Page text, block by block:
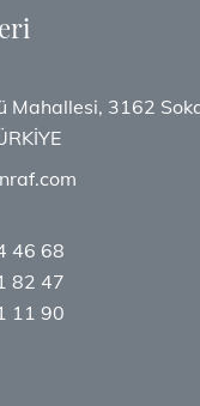
Mahallesi, 3162
46 68
82 47
11 90